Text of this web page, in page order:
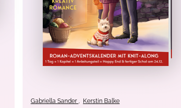
Gabriella Sander Kerstin Balke